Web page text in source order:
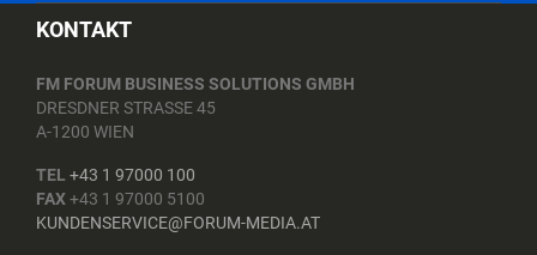
KONTAKT
FM FORUM BUSINESS SOLUTIONS GMBH
DRESDNER STRASSE 45
A-1200 WIEN
TEL +43 1 97000 100
FAX+43 1 97000 5100
KUNDENSERVICE@FORUM-MEDIA.AT